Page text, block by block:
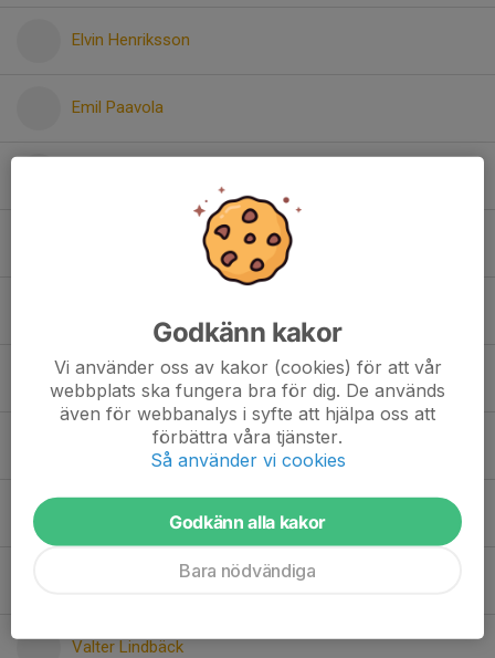
Elvin Henriksson
Emil Paavola
Melker Ekholm
Melvin Bäckström
Tore Morin Säfström
Valter Lindbäck
Godkänn kakor
Vi använder oss av kakor (cookies) för att vår
webbplats ska fungera bra för dig. De används
även för webbanalys i syfte att hjälpa oss att
förbättra våra tjänster.
Så använder vi cookies
Godkänn alla kakor
Bara nödvändiga